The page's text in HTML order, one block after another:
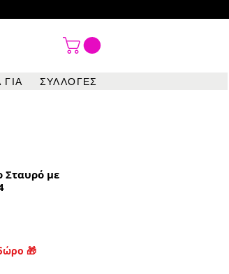
ΣΥΛΛΟΓΕΣ
Σταυρό με
🎁